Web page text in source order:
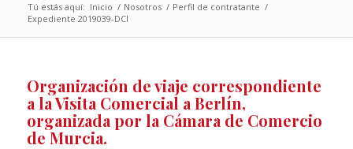
Tú estás aquí: Inicio / Nosotros / Perfil de contratante /
Expediente 2019039-DCI
Organización de viaje correspondiente
a la Visita Comercial a Berlín,
organizada por la Cámara de Comercio
de Murcia.